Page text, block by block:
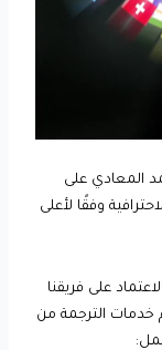
المعادي على
وفقًا لأعلى
على فريقنا
خدمات الترجمة من